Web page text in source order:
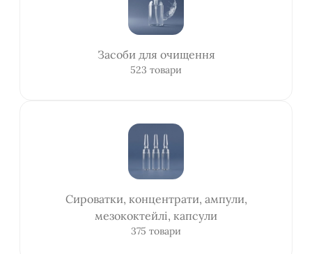
Засоби для очищення
523 товари
Сироватки, концентрати, ампули,
мезококтейлі, капсули
375 товари